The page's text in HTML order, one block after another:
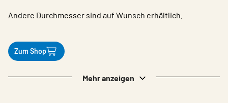
Andere Durchmesser sind auf Wunsch erhältlich.
Zum Shop
Mehr anzeigen